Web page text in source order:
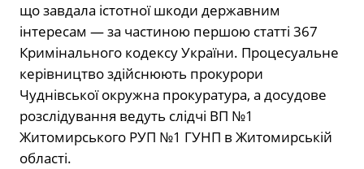
що завдала істотної шкоди державним
інтересам — за частиною першою статті 367
Кримінального кодексу України. Процесуальне
керівництво здійснюють прокурори
Чуднівської окружна прокуратура, а досудове
розслідування ведуть слідчі ВП №1
Житомирського РУП №1 ГУНП в Житомирській
області.